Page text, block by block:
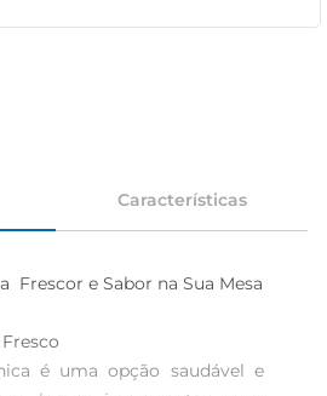
Características
Frescor e Sabor na Sua Mesa
é uma opção saudável e